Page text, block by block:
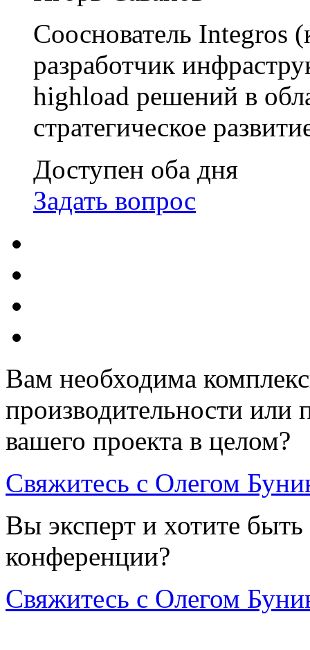
Сооснователь Integros
разработчик
highload решений в
стратегическое
Доступен оба дня
Задать вопрос
Вам необходима
производительности или
вашего проекта в целом?
Свяжитесь с Олегом
Вы эксперт и хотите
конференции?
Свяжитесь с Олегом